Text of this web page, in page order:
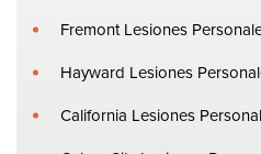
Fremont Lesiones
Hayward Lesiones
California Lesiones